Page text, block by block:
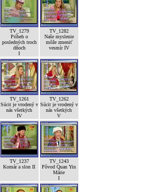
TV_1279
Príbeh o
posledných troch
dňoch
I
TV_1282
Naše myslenie
môže zmeniť
vesmír IV
TV_1261
Súcit je vrodený v
nás všetkých
IV
TV_1262
Súcit je vrodený v
nás všetkých
V
TV_1237
Komár a slon II
TV_1243
Pôvod Quan Yin
Márie
I